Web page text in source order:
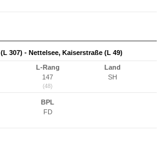
307) - Nettelsee, Kaiserstraße (L 49)
L-Rang
147
(48)
Land
SH
BPL
FD